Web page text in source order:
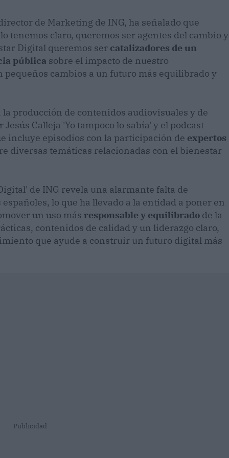
de Marketing de ING, ha señalado que
tenemos claro, queremos ser agentes del cambio y
Digital queremos ser catalizadores de un
pública sobre el impacto de nuestro
cambios a un futuro más equilibrado y
producción de contenidos audiovisuales y de
Calleja 'Yo tampoco lo sabía' y el podcast
incluye episodios con la participación de expertos
diversas temáticas relacionadas con el bienestar
de ING revela una alarmante falta de
españoles, lo que ha llevado a la entidad a poner en
un uso más responsable y equilibrado de la
contenidos de calidad y un liderazgo claro,
que ayude a construir un futuro digital más
Publicidad